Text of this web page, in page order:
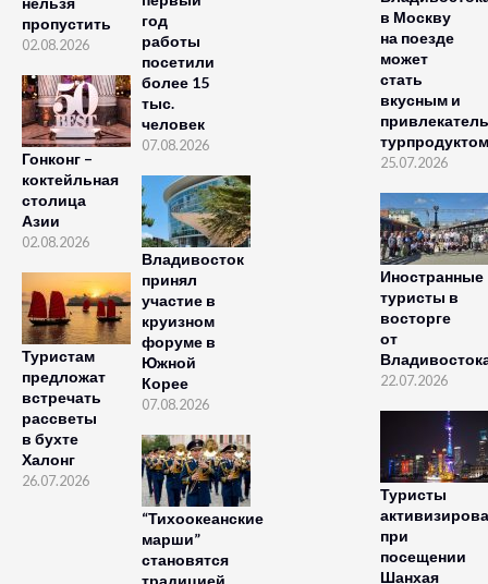
пропустить
02.08.2026
Гонконг –
коктейльная
столица
Азии
02.08.2026
Туристам
предложат
встречать
рассветы
в бухте
Халонг
26.07.2026
год
работы
посетили
более 15
тыс.
человек
07.08.2026
Владивосток
принял
участие в
круизном
форуме в
Южной
Корее
07.08.2026
“Тихоокеанские
марши”
становятся
традицией
в Москву
на поезде
может
стать
вкусным и
турпродуктом
25.07.2026
Иностранные
туристы в
восторге
от
22.07.2026
Туристы
при
посещении
Шанхая